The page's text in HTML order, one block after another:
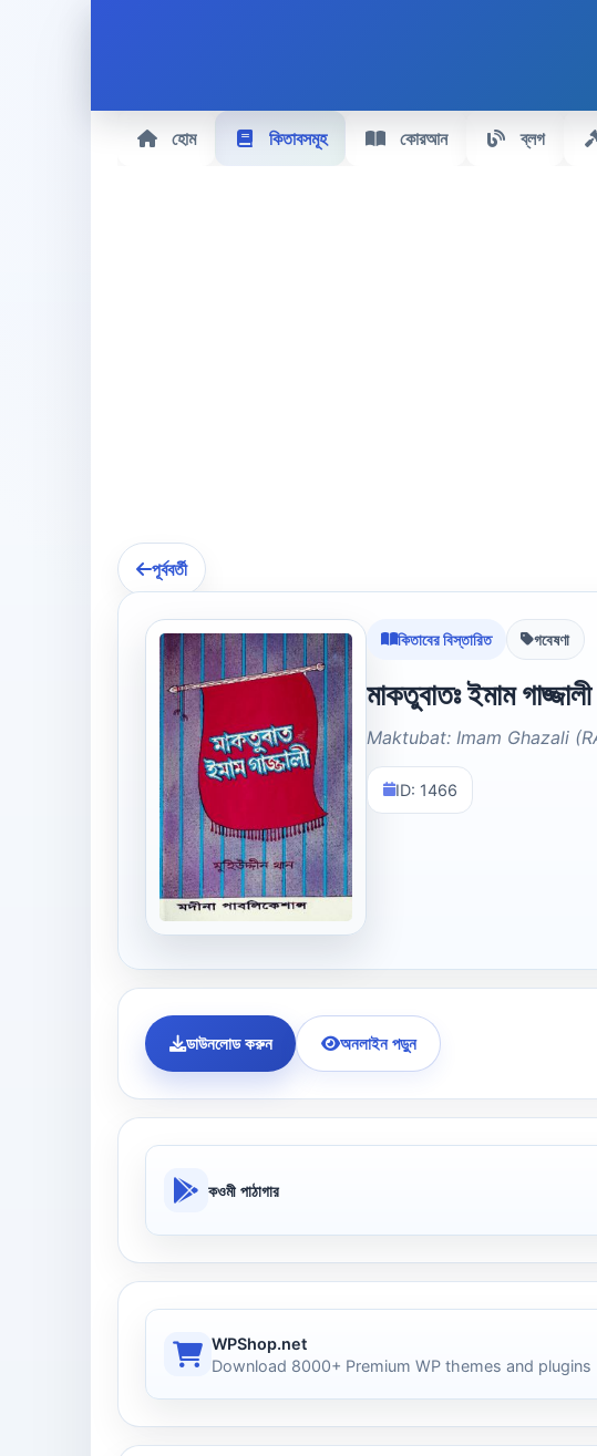
হোম কিতাবসমূহ কোরআন ব্লগ
পূর্ববর্তী
কিতাবের বিস্তারিত গবেষণা
মাকতুবাতঃ ইমাম
Maktubat: Imam Ghazali
ID: 1466
ডাউনলোড করুন অনলাইন পড়ুন
কওমী পাঠাগার
WPShop.net
Download 8000+ Premium WP themes and plugins